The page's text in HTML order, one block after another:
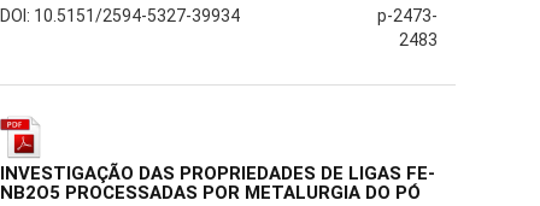
DOI: 10.5151/2594-5327-39934
p-2473-
2483
INVESTIGAÇÃO DAS PROPRIEDADES DE LIGAS FE-
NB2O5 PROCESSADAS POR METALURGIA DO PÓ